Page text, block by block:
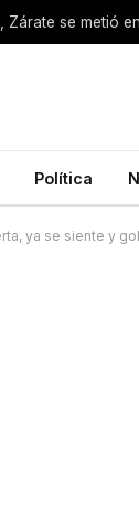
Zárate se metió
Política
ya se siente y